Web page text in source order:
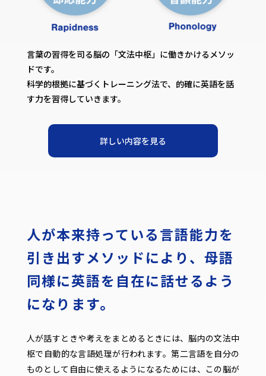
言葉の習得を司る脳の「文法中枢」に働きかけるメソッ
ドです。
科学的根拠に基づくトレーニング法で、的確に英語を話
す力を習得していきます。
詳しい内容を見る
人が本来持っている言語能力を
引き出すメソッドにより、 母語
同様に英語を自在に話せるよう
になります。
人が話すときや考えをまとめるときには、脳内の文法中
枢で自動的な言語処理が行われます。第二言語を自分の
ものとして自由に使えるようになるためには、この脳が